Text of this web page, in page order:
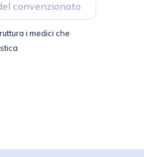
i medici che